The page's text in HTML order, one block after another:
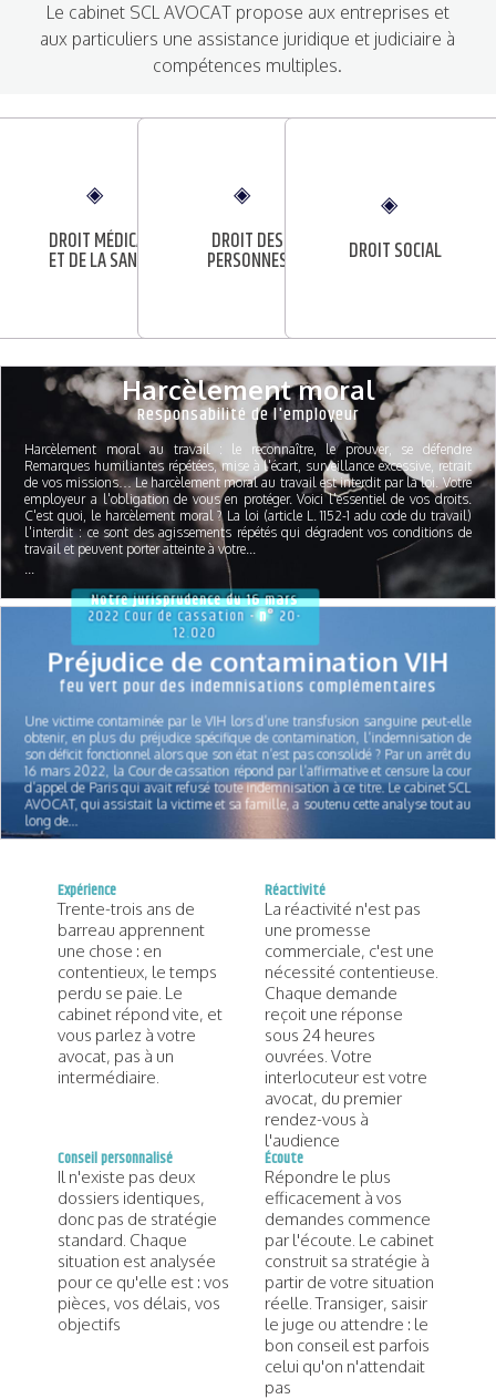
Le cabinet SCL AVOCAT propose aux entreprises et
aux particuliers une assistance juridique et judiciaire à
compétences multiples.
DROIT MÉDICAL
ET DE LA SANTÉ
DROIT DES
PERSONNES DROIT SOCIAL
Harcèlement moral
Responsabilité de l'employeur
Harcèlement moral au travail : le reconnaître, le prouver, se défendre
Remarques humiliantes répétées, mise à l'écart, surveillance excessive, retrait
de vos missions… Le harcèlement moral au travail est interdit par la loi. Votre
employeur a l'obligation de vous en protéger. Voici l'essentiel de vos droits.
C'est quoi, le harcèlement moral ? La loi (article L. 1152-1 adu code du travail)
l'interdit : ce sont des agissements répétés qui dégradent vos conditions de
travail et peuvent porter atteinte à votre...
...
Notre jurisprudence du 16 mars
2022 Cour de cassation - n° 20-
12.020
Préjudice de contamination VIH
feu vert pour des indemnisations complémentaires
Une victime contaminée par le VIH lors d’une transfusion sanguine peut-elle
obtenir, en plus du préjudice spécifique de contamination, l’indemnisation de
son déficit fonctionnel alors que son état n’est pas consolidé ? Par un arrêt du
16 mars 2022, la Cour de cassation répond par l’affirmative et censure la cour
d’appel de Paris qui avait refusé toute indemnisation à ce titre. Le cabinet SCL
AVOCAT, qui assistait la victime et sa famille, a soutenu cette analyse tout au
long de...
...
Expérience
Trente-trois ans de
barreau apprennent
une chose : en
contentieux, le temps
perdu se paie. Le
cabinet répond vite, et
vous parlez à votre
avocat, pas à un
intermédiaire.
Réactivité
La réactivité n'est pas
une promesse
commerciale, c'est une
nécessité contentieuse.
Chaque demande
reçoit une réponse
sous 24 heures
ouvrées. Votre
interlocuteur est votre
avocat, du premier
rendez-vous à
l'audience
Conseil personnalisé
Il n'existe pas deux
dossiers identiques,
donc pas de stratégie
standard. Chaque
situation est analysée
pour ce qu'elle est : vos
pièces, vos délais, vos
objectifs
Écoute
Répondre le plus
efficacement à vos
demandes commence
par l'écoute. Le cabinet
construit sa stratégie à
partir de votre situation
réelle. Transiger, saisir
le juge ou attendre : le
bon conseil est parfois
celui qu'on n'attendait
pas